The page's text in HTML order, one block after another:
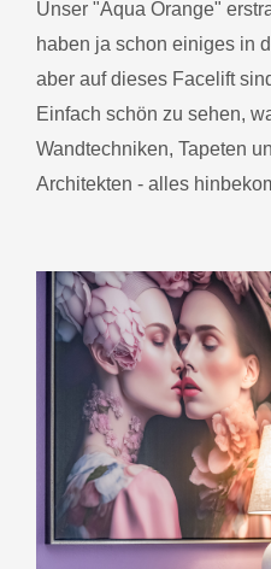
Unser "Aqua Orange"
haben ja schon einiges in
aber auf dieses Facelift
Einfach schön zu sehen,
Wandtechniken, Tapeten
Architekten - alles